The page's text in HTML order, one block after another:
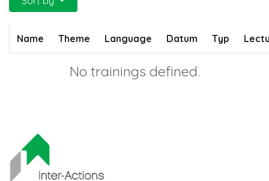
Name Theme Language Datum Typ
No trainings defined.